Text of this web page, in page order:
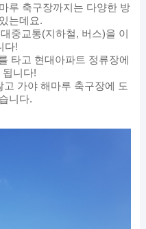
루 축구장까지는 다양한 방
는데요.
중교통(지하철, 버스)을 이
다!
타고 현대아파트 정류장에
됩니다!
가야 해마루 축구장에 도
니다.